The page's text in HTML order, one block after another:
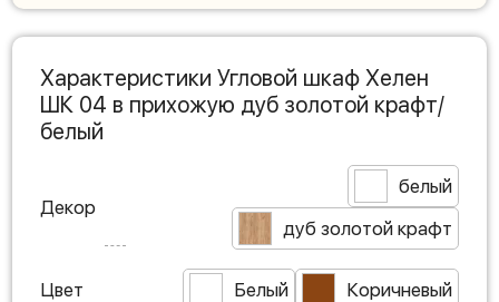
Характеристики Угловой шкаф Хелен
ШК 04 в прихожую дуб золотой крафт/
белый
Декор
белый
дуб золотой крафт
Цвет Белый Коричневый